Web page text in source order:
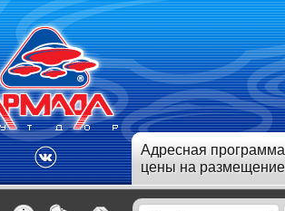
Адресная
цены на размещение